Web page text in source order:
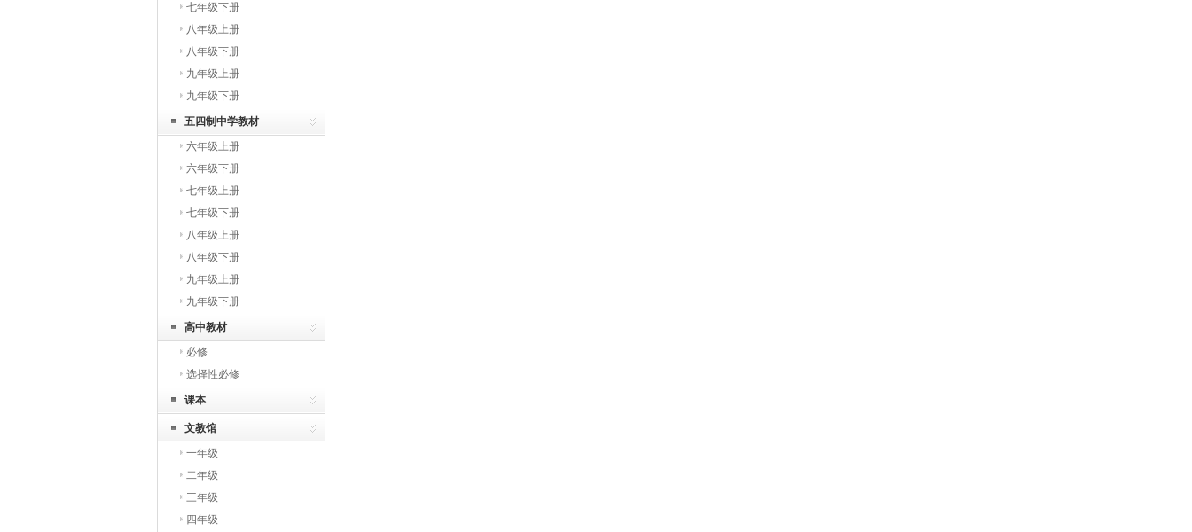
七年级下册
八年级上册
八年级下册
九年级上册
九年级下册
五四制中学教材
六年级上册
六年级下册
七年级上册
七年级下册
八年级上册
八年级下册
九年级上册
九年级下册
高中教材
必修
选择性必修
课本
文教馆
一年级
二年级
三年级
四年级